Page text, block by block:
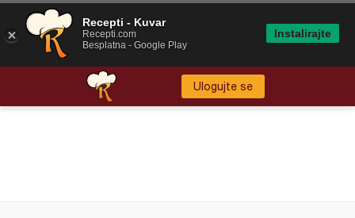
Ulogujte se
Recepti - Kuvar
Recepti.com
Besplatna - Google Play
Instalirajte